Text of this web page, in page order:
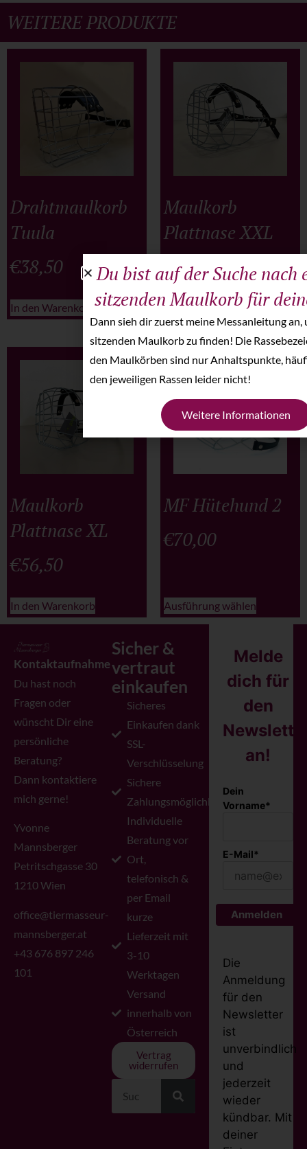
WEITERE PRODUKTE
Drahtmaulkorb
Tuula
€38,50
In den Warenkorb
Maulkorb
Plattnase XXL
€61,00
Weiterlesen
Maulkorb
Plattnase XL
€56,50
In den Warenkorb
MF Hütehund 2
€70,00
Ausführung wählen
Kontaktaufnahme
Du hast noch
Fragen oder
wünscht Dir eine
persönliche
Beratung?
Dann kontaktiere
mich gerne!
Yvonne
Mannsberger
Petritschgasse 30
1210 Wien
office@tiermasseur-
mannsberger.at
+43 676 897 246
101
Sicher &
vertraut
einkaufen
Sicheres
Einkaufen dank
SSL-
Verschlüsselung
Sichere
Zahlungsmöglichkeiten
Individuelle
Beratung vor
Ort,
telefonisch &
per Email
kurze
Lieferzeit mit
3-10
Werktagen
Versand
innerhalb von
Österreich
Vertrag
widerrufen
Melde
dich für
den
an!
Dein
Vorname*
E-Mail*
Anmelden
Die
Anmeldung
für den
Newsletter
ist
unverbindlich
und
jederzeit
wieder
kündbar. Mit
deiner
Du bist auf der Suche nach
sitzenden Maulkorb für
Dann sieh dir zuerst meine Messanleitung an,
sitzenden Maulkorb zu finden! Die
den Maulkörben sind nur Anhaltspunkte,
den jeweiligen Rassen leider nicht!
Weitere Informationen